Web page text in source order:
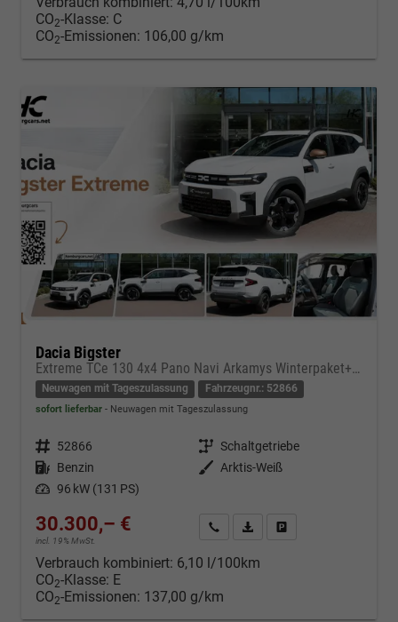
CO2-Klasse: C
CO2-Emissionen: 106,00 g/km
Dacia Bigster
Extreme TCe 130 4x4 Pano Navi Arkamys Winterpaket+ el Heckkl.
Neuwagen mit Tageszulassung Fahrzeugnr.: 52866
sofort lieferbar Neuwagen mit Tageszulassung
Fahrzeugnr. 52866 Getriebe Schaltgetriebe
Kraftstoff Benzin Außenfarbe Arktis-Weiß
Leistung 96 kW (131 PS)
30.300,– €
incl. 19% MwSt.
Kontakt & Angebot anfordern
PDF-Datei, Fahrzeugexposé
Verbrauch kombiniert: 6,10 l/100km
CO2-Klasse: E
CO2-Emissionen: 137,00 g/km